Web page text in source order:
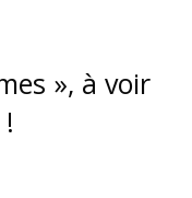
», à voir